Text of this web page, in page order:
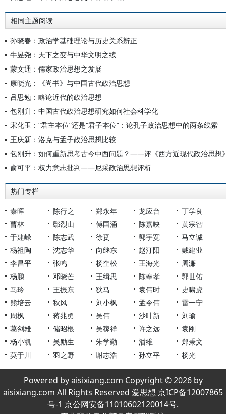
相同主题阅读
孙晓春：政治学基础理论与历史关系辨正
牛昱尧：天下之变与中华文明之续
蒙文通：儒家政治思想之发展
康晓光：《尚书》与中国古代政治思想
吕思勉：略论近代的政治思想
包刚升：中国古代政治思想研究如何社会科学化
宋化玉：“君主本位”还是“君子本位”：论孔子政治思想中的两条线索
王庆新：洛克与孟子政治思想比较
包刚升：如何重新思考古今中西问题？——评《西方近现代政治思想
俞可平：权力意志批判——尼采政治思想评析
热门专栏
秦晖 陈行之 郑永年 龙应台
丁学良
曹林
鄢烈山 傅国涌 陈嘉映
黄宗智
于建嵘
陈志武 徐贲 郭宇宽
马立诚
杨祖陶
沈志华 向继东 赵汀阳
戴建业
李昌平
张鸣 杨奎松 王海光
周濂
杨鹏
邓晓芒 王缉思 陈奉孝
郭世佑
马玲
王振东 狄马 袁伟时
史啸虎
熊培云
秋风 刘小枫 孟令伟
雷一宁
周枫
蒋兆勇 吴伟 沙叶新
刘瑜
葛剑雄
储昭根 吴稼祥 许之远
袁刚
杨小凯
吴励生 朱学勤 潘维
郑秉文
莫于川
羽之野 谢志浩 孙立平 杨光
Powered by aisixiang.com Copyright © 2026 by
aisixiang.com All Rights Reserved 爱思想 京ICP备12007865
号-1 京公网安备11010602120014号.